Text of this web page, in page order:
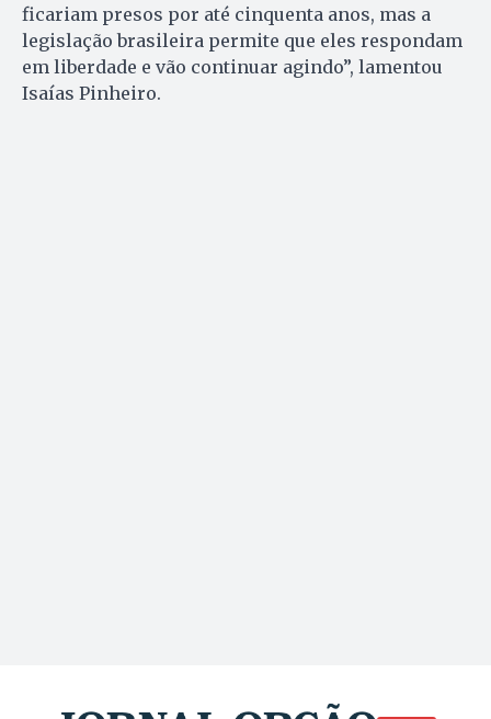
ficariam presos por até cinquenta anos, mas a
legislação brasileira permite que eles respondam
em liberdade e vão continuar agindo”, lamentou
Isaías Pinheiro.